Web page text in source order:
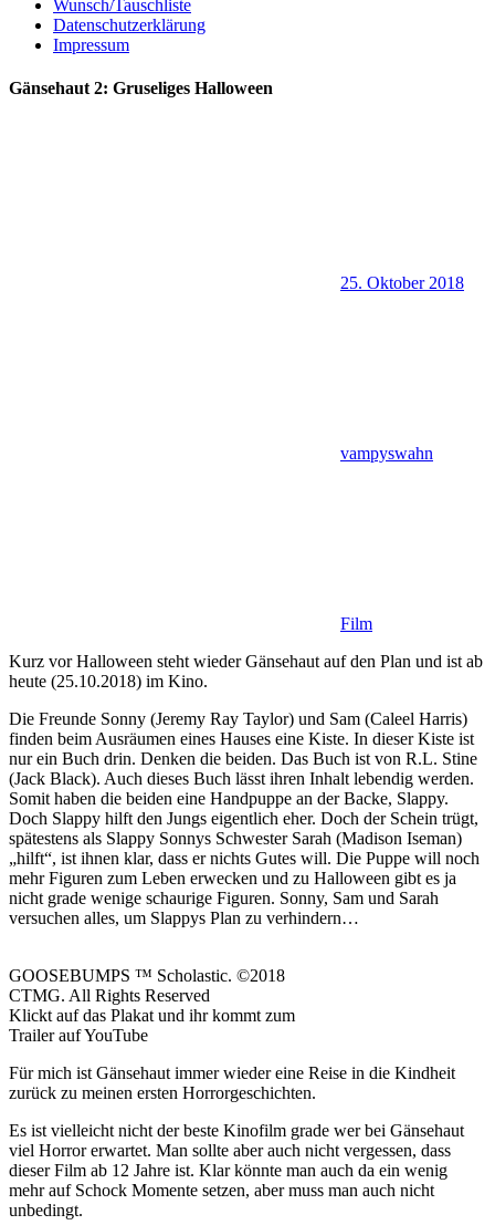
Wunsch/Tauschliste
Datenschutzerklärung
Impressum
Gänsehaut 2: Gruseliges Halloween
25. Oktober 2018
vampyswahn
Film
Kurz vor Halloween steht wieder Gänsehaut auf den Plan und ist ab
heute (25.10.2018) im Kino.
Die Freunde Sonny (Jeremy Ray Taylor) und Sam (Caleel Harris)
finden beim Ausräumen eines Hauses eine Kiste. In dieser Kiste ist
nur ein Buch drin. Denken die beiden. Das Buch ist von R.L. Stine
(Jack Black). Auch dieses Buch lässt ihren Inhalt lebendig werden.
Somit haben die beiden eine Handpuppe an der Backe, Slappy.
Doch Slappy hilft den Jungs eigentlich eher. Doch der Schein trügt,
spätestens als Slappy Sonnys Schwester Sarah (Madison Iseman)
„hilft“, ist ihnen klar, dass er nichts Gutes will. Die Puppe will noch
mehr Figuren zum Leben erwecken und zu Halloween gibt es ja
nicht grade wenige schaurige Figuren. Sonny, Sam und Sarah
versuchen alles, um Slappys Plan zu verhindern…
GOOSEBUMPS ™ Scholastic. ©2018
CTMG. All Rights Reserved
Klickt auf das Plakat und ihr kommt zum
Trailer auf YouTube
Für mich ist Gänsehaut immer wieder eine Reise in die Kindheit
zurück zu meinen ersten Horrorgeschichten.
Es ist vielleicht nicht der beste Kinofilm grade wer bei Gänsehaut
viel Horror erwartet. Man sollte aber auch nicht vergessen, dass
dieser Film ab 12 Jahre ist. Klar könnte man auch da ein wenig
mehr auf Schock Momente setzen, aber muss man auch nicht
unbedingt.